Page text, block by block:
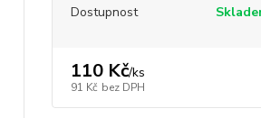
Dostupnost
110 Kč/ks
91 Kč bez DPH